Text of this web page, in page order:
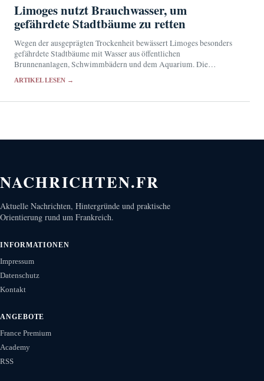
Limoges nutzt Brauchwasser, um
gefährdete Stadtbäume zu retten
Wegen der ausgeprägten Trockenheit bewässert Limoges besonders
gefährdete Stadtbäume mit Wasser aus öffentlichen
Brunnenanlagen, Schwimmbädern und dem Aquarium. Die
ARTIKEL LESEN →
NACHRICHTEN.FR
Aktuelle Nachrichten, Hintergründe und praktische
Orientierung rund um Frankreich.
INFORMATIONEN
Impressum
Datenschutz
Kontakt
ANGEBOTE
France Premium
Academy
RSS